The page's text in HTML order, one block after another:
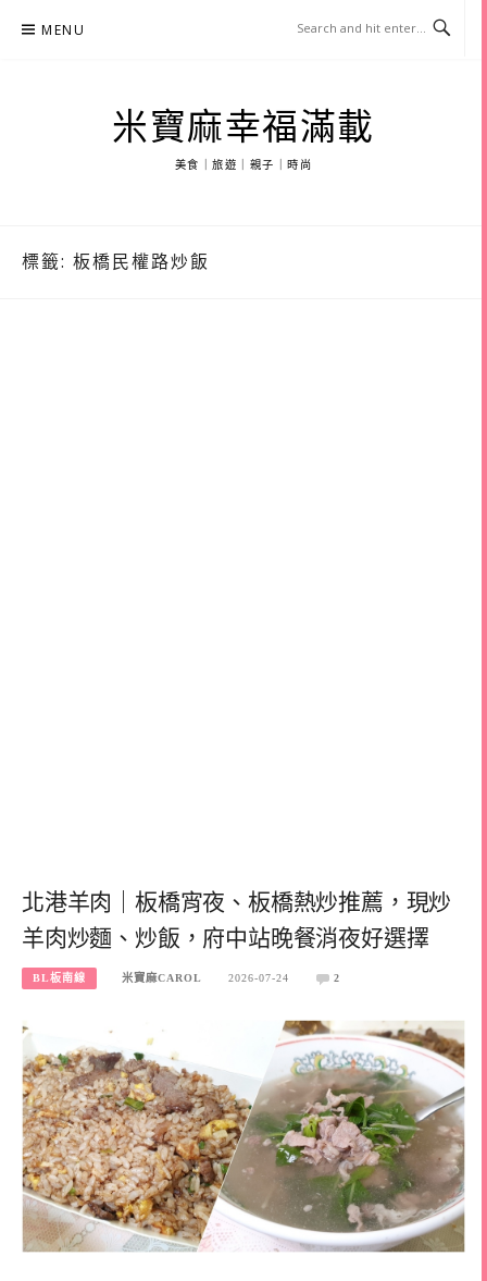
MENU
米寶麻幸福滿載
美食｜旅遊｜親子｜時尚
標籤: 板橋民權路炒飯
北港羊肉｜板橋宵夜、板橋熱炒推薦，現炒
羊肉炒麵、炒飯，府中站晚餐消夜好選擇
BL板南線 米寶麻CAROL 2026-07-24 2